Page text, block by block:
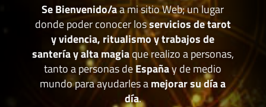
Se Bienvenido/aa mi sitio Web; un lugar
donde poder conocer losservicios de tarot
y videncia, ritualismo y trabajos de
santería y alta magiaque realizo a personas,
tanto a personas deEspañay de medio
mundo para ayudarles amejorar su día a
día.